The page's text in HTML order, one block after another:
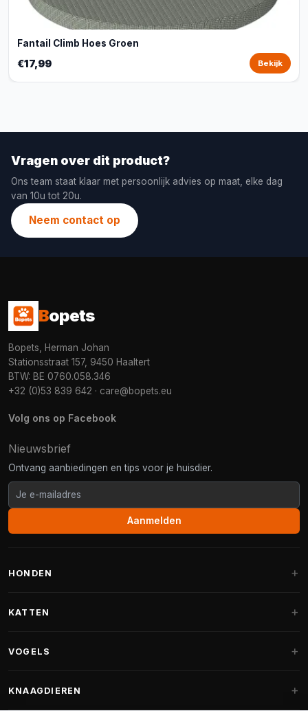
Fantail Climb Hoes Groen
€17,99 Bekijk
Vragen over dit product?
Ons team staat klaar met persoonlijk advies op maat, elke dag
van 10u tot 20u.
Neem contact op
Bopets
Bopets, Herman Johan
Stationsstraat 157, 9450 Haaltert
BTW: BE 0760.058.346
+32 (0)53 839 642 · care@bopets.eu
Volg ons op Facebook
Nieuwsbrief
Ontvang aanbiedingen en tips voor je huisdier.
Aanmelden
HONDEN
Fantail hondenmanden
KATTEN
Krabpalen voor Maine Coon
VOGELS
Vogelvoer binnenvogels
KNAAGDIEREN